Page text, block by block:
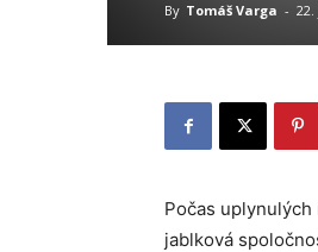
By Tomáš Varga - 22.
Počas
jablková